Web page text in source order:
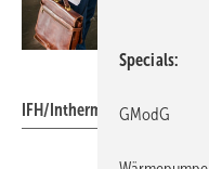
IFH/Intherm 2022
Specials
GModG